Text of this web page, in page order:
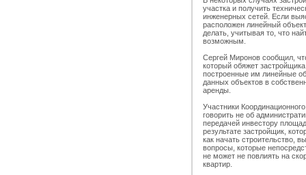
участка и получить
инженерных сетей. Если
расположен линейный
делать, учитывая то, что
возможным.
Сергей Миронов сообщил,
который обяжет
построенные им линейные
данных объектов в
аренды.
Участники
говорить не об
передачей инвестору
результате застройщик,
как начать строительство,
вопросы, которые
не может не повлиять на
квартир.